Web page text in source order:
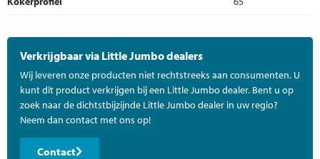
Verkrijgbaar via Little Jumbo dealers
Wij leveren onze producten niet rechtstreeks aan consumenten. U
kunt dit product verkrijgen bij een Little Jumbo dealer. Bent u op
zoek naar de dichtstbijzijnde Little Jumbo dealer in uw regio?
Neem dan contact met ons op!
Contact